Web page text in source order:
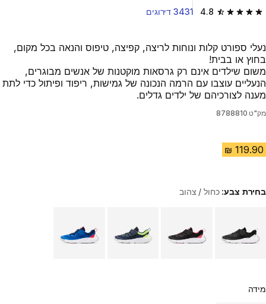
4.8 4.8 out of 5 stars from 3431 reviews 3431 דירוגים
נעלי ספורט קלות ונוחות לריצה, קפיצה, טיפוס והנאה בכל מקום,
בחוץ או בבית!
משום שילדים אינם רק גרסאות מוקטנות של אנשים מבוגרים,
הנעליים עוצבו עם הרמה הנכונה של גמישות, ריפוד ופיתול כדי לתת
מענה לצורכיהם של ילדים גדלים.
מק"ט 8788810
בחירת צבע:כחול / צהוב
מידה